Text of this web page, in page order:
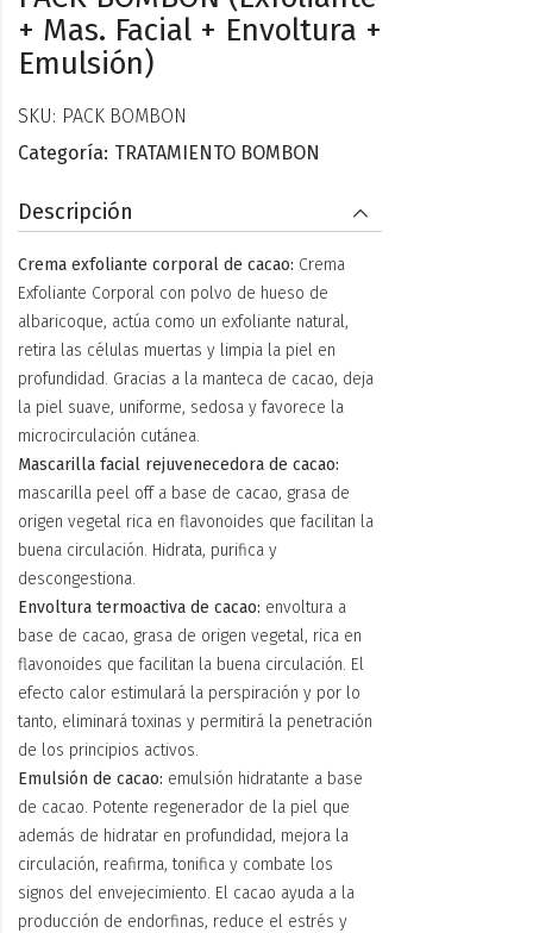
+ Mas. Facial + Envoltura +
Emulsión)
SKU: PACK BOMBON
Categoría: TRATAMIENTO BOMBON
Descripción
Crema exfoliante corporal de cacao: Crema
Exfoliante Corporal con polvo de hueso de
albaricoque, actúa como un exfoliante natural,
retira las células muertas y limpia la piel en
profundidad. Gracias a la manteca de cacao, deja
la piel suave, uniforme, sedosa y favorece la
microcirculación cutánea.
Mascarilla facial rejuvenecedora de cacao:
mascarilla peel off a base de cacao, grasa de
origen vegetal rica en flavonoides que facilitan la
buena circulación. Hidrata, purifica y
descongestiona.
Envoltura termoactiva de cacao: envoltura a
base de cacao, grasa de origen vegetal, rica en
flavonoides que facilitan la buena circulación. El
efecto calor estimulará la perspiración y por lo
tanto, eliminará toxinas y permitirá la penetración
de los principios activos.
Emulsión de cacao: emulsión hidratante a base
de cacao. Potente regenerador de la piel que
además de hidratar en profundidad, mejora la
circulación, reafirma, tonifica y combate los
signos del envejecimiento. El cacao ayuda a la
producción de endorfinas, reduce el estrés y